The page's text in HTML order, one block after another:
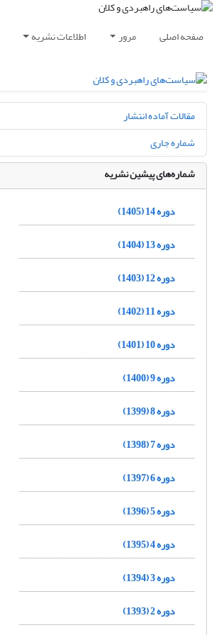
صفحه اصلی مرور اطلاعات نشریه
مقالات آماده انتشار
شماره جاری
شماره‌های پیشین نشریه
دوره 14 (1405)
دوره 13 (1404)
دوره 12 (1403)
دوره 11 (1402)
دوره 10 (1401)
دوره 9 (1400)
دوره 8 (1399)
دوره 7 (1398)
دوره 6 (1397)
دوره 5 (1396)
دوره 4 (1395)
دوره 3 (1394)
دوره 2 (1393)